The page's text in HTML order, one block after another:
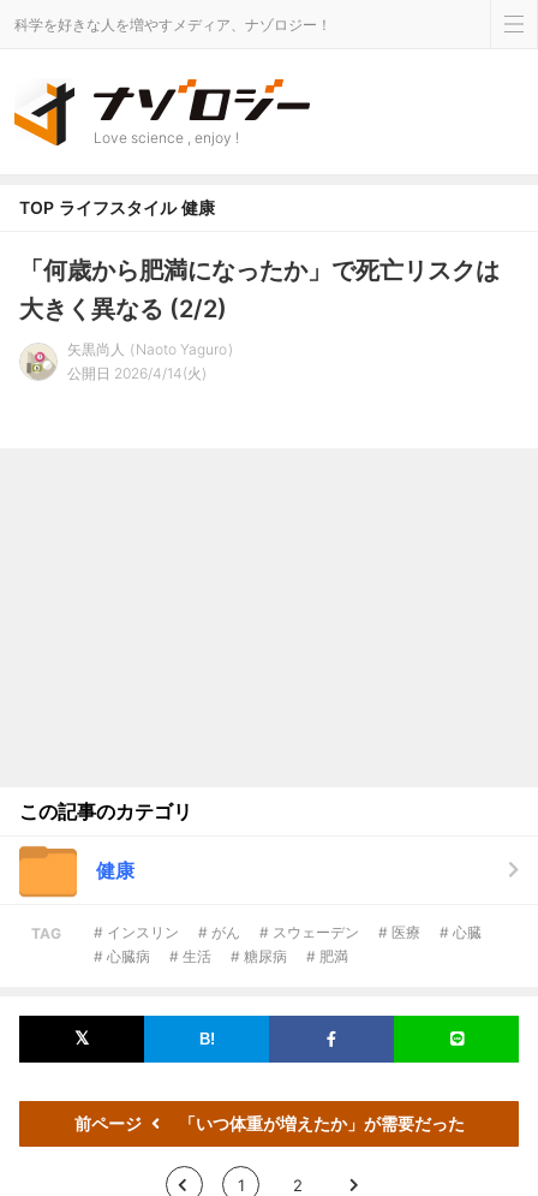
科学を好きな人を増やすメディア、ナゾロジー！
Love science , enjoy !
TOP ライフスタイル 健康
「何歳から肥満になったか」で死亡リスクは
大きく異なる (2/2)
矢黒尚人
Naoto Yaguro
公開日 2026/4/14(火)
この記事のカテゴリ
健康
TAG # インスリン # がん # スウェーデン # 医療
# 心臓
# 心臓病
# 生活 # 糖尿病 # 肥満
前ページ 「いつ体重が増えたか」が需要だった
< 1 2 >